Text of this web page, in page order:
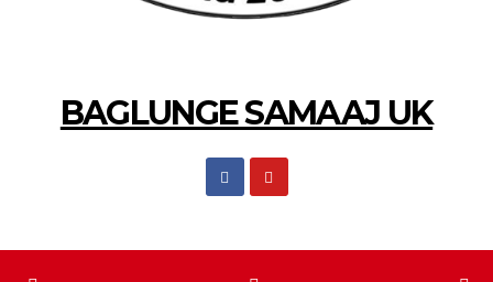
BAGLUNGE SAMAAJ UK